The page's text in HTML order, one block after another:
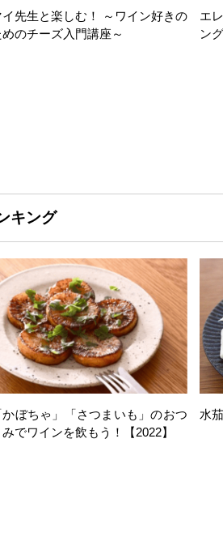
イ先生と楽しむ！ ～ワイン好きの
めのチーズ入門講座～
エ
ン
キング
かぼちゃ」「さつまいも」のおつ
みでワインを飲もう！【2022】
水